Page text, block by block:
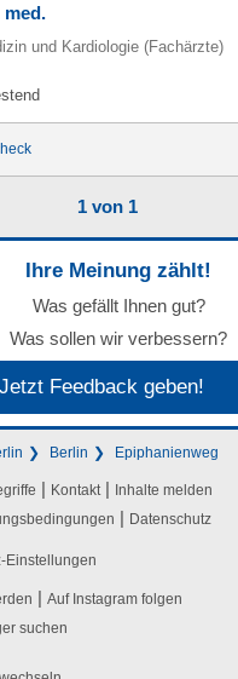
med.
und Kardiologie (Fachärzte)
1 von 1
Ihre Meinung zählt!
Was gefällt Ihnen gut?
Was sollen wir verbessern?
Jetzt Feedback geben!
Berlin Epiphanienweg
| Kontakt | Inhalte melden
| Datenschutz
Einstellungen
| Auf Instagram folgen
suchen